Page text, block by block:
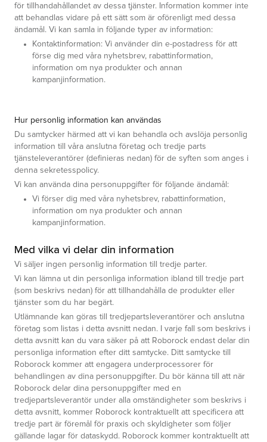
för tillhandahållandet av dessa tjänster. Information kommer inte
att behandlas vidare på ett sätt som är oförenligt med dessa
ändamål. Vi kan samla in följande typer av information:
Kontaktinformation: Vi använder din e-postadress för att
förse dig med våra nyhetsbrev, rabattinformation,
information om nya produkter och annan
kampanjinformation.
Hur personlig information kan användas
Du samtycker härmed att vi kan behandla och avslöja personlig
information till våra anslutna företag och tredje parts
tjänsteleverantörer (definieras nedan) för de syften som anges i
denna sekretesspolicy.
Vi kan använda dina personuppgifter för följande ändamål:
Vi förser dig med våra nyhetsbrev, rabattinformation,
information om nya produkter och annan
kampanjinformation.
Med vilka vi delar din information
Vi säljer ingen personlig information till tredje parter.
Vi kan lämna ut din personliga information ibland till tredje part
(som beskrivs nedan) för att tillhandahålla de produkter eller
tjänster som du har begärt.
Utlämnande kan göras till tredjepartsleverantörer och anslutna
företag som listas i detta avsnitt nedan. I varje fall som beskrivs i
detta avsnitt kan du vara säker på att Roborock endast delar din
personliga information efter ditt samtycke. Ditt samtycke till
Roborock kommer att engagera underprocessorer för
behandlingen av dina personuppgifter. Du bör känna till att när
Roborock delar dina personuppgifter med en
tredjepartsleverantör under alla omständigheter som beskrivs i
detta avsnitt, kommer Roborock kontraktuellt att specificera att
tredje part är föremål för praxis och skyldigheter som följer
gällande lagar för dataskydd. Roborock kommer kontraktuellt att